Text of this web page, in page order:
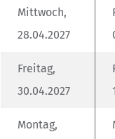
Mittwoch,
28.04.2027
Freitag,
30.04.2027
Montag,